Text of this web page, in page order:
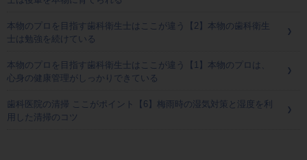
本物のプロを目指す歯科衛生士はここが違う【2】本物の歯科衛生
士は勉強を続けている
本物のプロを目指す歯科衛生士はここが違う【1】本物のプロは、
心身の健康管理がしっかりできている
歯科医院の清掃 ここがポイント【6】梅雨時の湿気対策と湿度を利
用した清掃のコツ